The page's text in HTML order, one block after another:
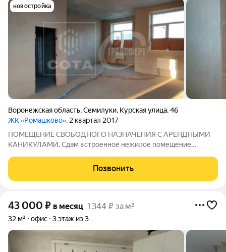
новостройка
Воронежская область,Семилуки, Курская улица,46
ЖК «Ромашково», 2 квартал 2017
ПОМЕЩЕНИЕ СВОБОДНОГО НАЗНАЧЕНИЯ С АРЕНДНЫМИ
КАНИКУЛАМИ. Сдам встроенное нежилое помещение
расположенного в ЖК на улице Курской. ОСОБЕННОСТИ
ПОМЕЩЕНИЯ: -Площадь: 100 м2.; -Отдельный вход; -Черновая
Позвонить
43 000 ₽ в месяц 1 344 ₽ за м²
32 м² офис 3 этаж из 3